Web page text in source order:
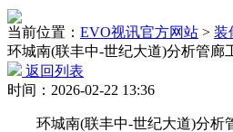
当前位置： EVO视讯官方网站 > 装
环城南(联丰中-世纪大道)分析管廊
返回列表
时间：2026-02-22 13:36
环城南(联丰中-世纪大道)分析